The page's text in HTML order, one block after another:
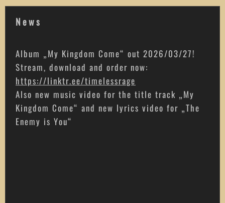
News
Album „My Kingdom Come“ out 2026/03/27!
Stream, download and order now:
https://linktr.ee/timelessrage
Also new music video for the title track „My
Kingdom Come“ and new lyrics video for „The
Enemy is You“